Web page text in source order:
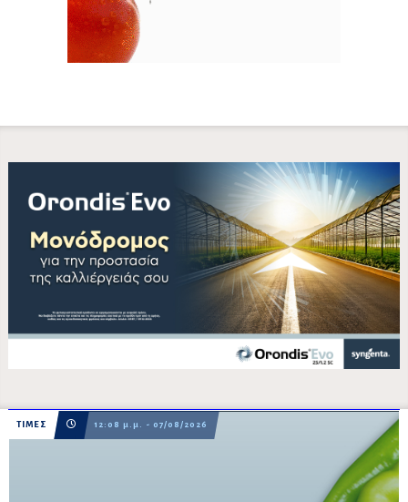
ΤΙΜΕΣ 12:08 μ.μ. - 07/08/2026